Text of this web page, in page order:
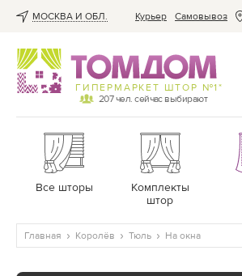
МОСКВА И ОБЛ. Курьер Cамовывоз
ГИПЕРМАРКЕТ ШТОР №1*
207чел. сейчас выбирают
Все шторы
Комплекты
штор
Главная Королёв Тюль На окна